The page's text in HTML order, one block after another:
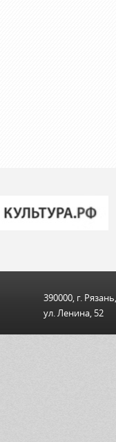
390000, г. Рязань,
ул. Ленина, 52